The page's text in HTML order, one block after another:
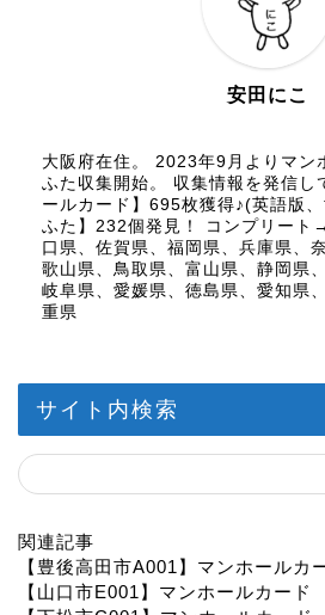
安田にこ
大阪府在住。 2023年9月よりマン
ふた収集開始。 収集情報を発信し
ールカード】695枚獲得♪(英語版
ふた】232個発見！ コンプリート
口県、佐賀県、福岡県、兵庫県、
歌山県、鳥取県、富山県、静岡県
岐阜県、愛媛県、徳島県、愛知県
重県
サイト内検索
関連記事
【豊後高田市A001】マンホールカ
【山口市E001】マンホールカード